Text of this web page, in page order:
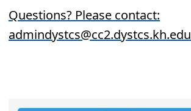
Questions? Please contact: